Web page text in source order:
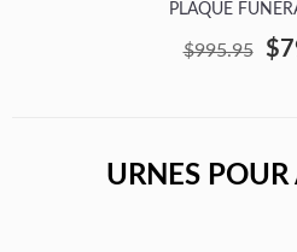
PLAQUE
$995.95
URNES